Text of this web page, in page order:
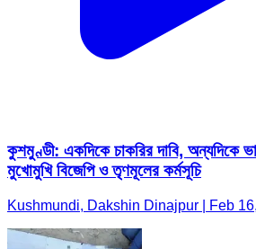
কুশমুণ্ডী: একদিকে চাকরির দাবি, অন্যদিকে
মুখোমুখি বিজেপি ও তৃণমূলের কর্মসূচি
Kushmundi, Dakshin Dinajpur | Feb